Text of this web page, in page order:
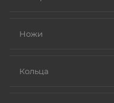
Золото (особенно
Платина.
Ножи
Кольца